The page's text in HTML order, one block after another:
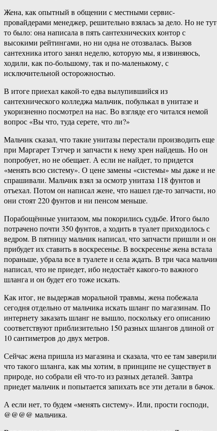
Жена, как опытный в общении с местными сервис-
провайдерами менеджер, решительно взялась за дело. Но не
то было: она написала в пять сантехнических контор с
высокими рейтингами, но ни одна не отозвалась. Вызов
сантехника итого занял неделю, которую мы, я извиняюсь,
ходили, как по-большому, так и по-маленькому, с
исключительной осторожностью.
В итоге приехал какой-то едва вылупившийся из
сантехнического колледжа мальчик, побулькал в унитазе и
укоризненно посмотрел на нас. Во взгляде его читался немой
вопрос «Вы что, туда серете, что ли?»
Мальчик сказал, что такие унитазы перестали производить еще
при Маргарет Тэтчер и запчасти к нему хрен найдешь. Но он
попробует, но не обещает. А если не найдет, то придется
«менять всю систему». О цене замены «системы» мы даже и не
спрашивали. Мальчик взял за осмотр унитаза 118 фунтов и
отъехал. Потом он написал жене, что нашел где-то запчасти, но
они стоят 220 фунтов и ни пенсом меньше.
Порабощённые унитазом, мы покорились судьбе. Итого было
потрачено почти 350 фунтов, а ходить в туалет приходилось с
ведром. В пятницу мальчик написал, что запчасти пришли и он
прибудет их ставить в воскресенье. В воскресенье жена встала
пораньше, убрала все в туалете и села ждать. В три часа
написал, что не приедет, ибо недостаёт какого-то важного
шланга и он будет его тоже искать.
Как итог, не выдержав моральной травмы, жена побежала
сегодня отдельно от мальчика искать шланг по магазинам. По
интернету заказать шланг не вышло, поскольку его описанию
соответствуют приблизительно 150 разных шлангов длиной от
10 сантиметров до двух метров.
Сейчас жена пришла из магазина и сказала, что ее там
что такого шланга, как мы хотим, в принципе не существует в
природе, но собрали ей что-то из разных деталей. Завтра
приедет мальчик и попытается запихать все эти детали в бачок.
А если нет, то будем «менять систему». Или, прости господи,
@@@@ мальчика.